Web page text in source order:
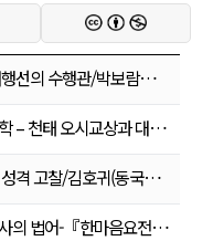
선의 수행관/박보람
– 천태 오시교상과 대…
격 고찰/김호귀(동국
의 법어-『한마음요전』